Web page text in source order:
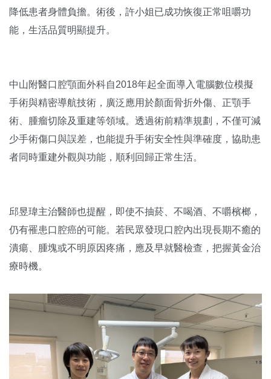
降低患者身體負擔。術後，許小姐已成功恢復正常咀嚼功
能，生活品質明顯提升。
中山附醫口腔顎面外科自2018年起全面導入電腦數位模擬
手術與精密導航技術，廣泛應用於顏面骨折外傷、正顎手
術、腫瘤切除及重建等領域。透過術前精準規劃，不僅可減
少手術傷口與誤差，也能提升手術安全性與準確度，協助患
者同時重建外觀與功能，順利回歸正常生活。
邱昱瑋主治醫師也提醒，即使不抽菸、不喝酒、不嚼檳榔，
仍有罹患口腔癌的可能。若民眾發現口腔內出現長期不癒的
潰瘍、腫塊或不明原因疼痛，應及早就醫檢查，把握黃金治
療時機。